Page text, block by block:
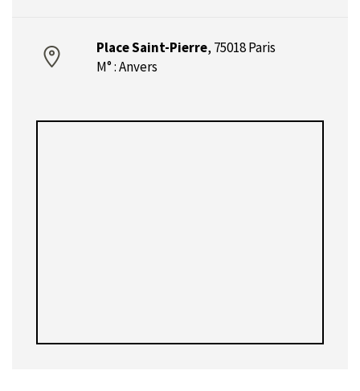
Place Saint-Pierre, 75018 Paris
M° : Anvers